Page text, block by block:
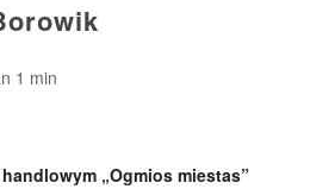
1 min
„Ogmios miestas”